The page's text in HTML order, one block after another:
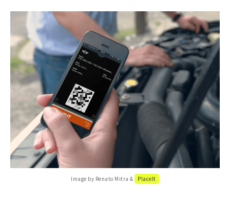
Image by Renato Mitra & PlaceIt